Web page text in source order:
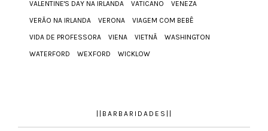
VALENTINE'S DAY NA IRLANDA
VATICANO
VENEZA
VERÃO NA IRLANDA
VERONA
VIAGEM COM BEBÊ
VIDA DE PROFESSORA
VIENA VIETNÃ
WASHINGTON
WATERFORD
WEXFORD WICKLOW
||BARBARIDADES||